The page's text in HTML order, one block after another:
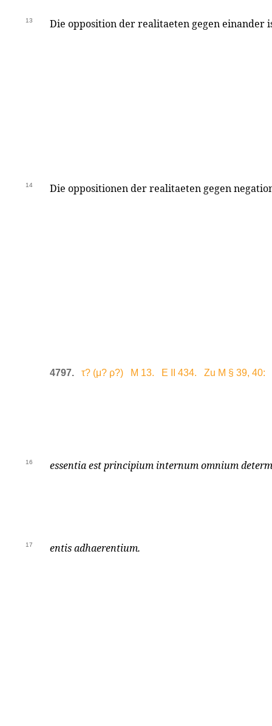
13 Die opposition der realitaeten gegen einander
14 Die oppositionen der realitaeten gegen
4797. τ? (μ? ρ?) M 13. E II 434. Zu M § 39, 40:
16 essentia est principium internum omnium
17 entis adhaerentium.